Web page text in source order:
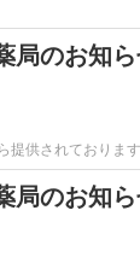
局のお知
提供されておりま
局のお知